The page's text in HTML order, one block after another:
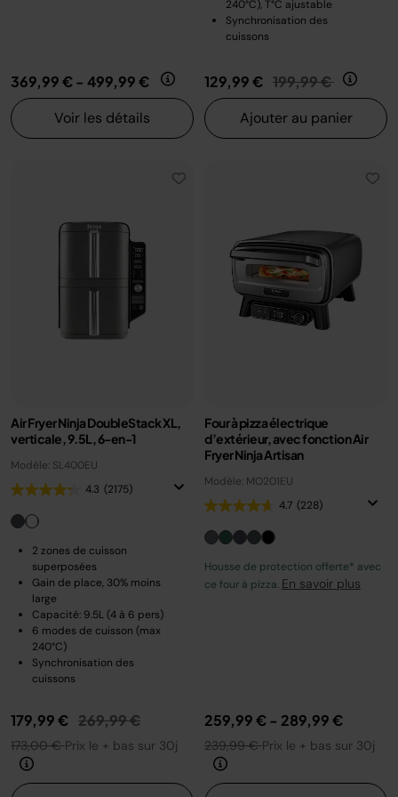
369,99 €- 499,99 €
Voir les détails
240°C), T°C ajustable
Synchronisation des
cuissons
129,99 € Prix réduit de
199,99 € au
Ajouter au panier
Air Fryer Ninja DoubleStack XL,
verticale, 9.5L, 6-en-1
Modèle: SL400EU
4.3 (2175)
2 zones de cuisson
superposées
Gain de place, 30% moins
large
Capacité: 9.5L (4 à 6 pers)
6 modes de cuisson (max
240°C)
Synchronisation des
cuissons
179,99 € Prix réduit de
269,99 €au
173,00 €Prix le + bas sur 30j
Four à pizza électrique
d’extérieur, avec fonction Air
Fryer Ninja Artisan
Modèle: MO201EU
4.7 (228)
Housse de protection offerte* avec
ce four à pizza. En savoir plus
259,99 €- 289,99 €
239,99 €Prix le + bas sur 30j